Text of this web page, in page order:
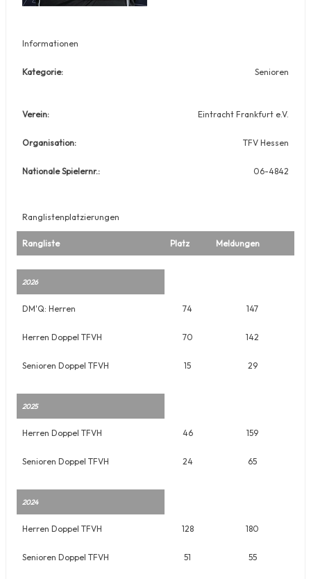
Informationen
Kategorie: Senioren
Verein: Eintracht Frankfurt e.V.
Organisation: TFV Hessen
Nationale Spielernr.: 06-4842
Ranglistenplatzierungen
Rangliste Platz Meldungen
2026
DM'Q: Herren 74 147
Herren Doppel TFVH 70 142
Senioren Doppel TFVH 15 29
2025
Herren Doppel TFVH 46 159
Senioren Doppel TFVH 24 65
2024
Herren Doppel TFVH 128 180
Senioren Doppel TFVH 51 55